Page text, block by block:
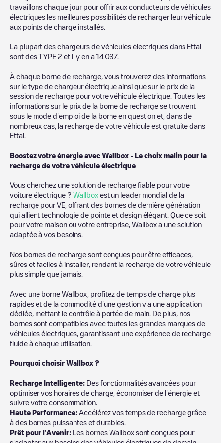
travaillons chaque jour pour offrir aux conducteurs de véhicules
électriques les meilleures possibilités de recharger leur véhicule
aux points de charge installés.
La plupart des chargeurs de véhicules électriques dans Ettal
sont des TYPE 2 et il y en a 14 037.
À chaque borne de recharge, vous trouverez des informations
sur le type de chargeur électrique ainsi que sur le prix de la
session de recharge pour votre véhicule électrique. Toutes les
informations sur le prix de la borne de recharge se trouvent
sous le mode d'emploi de la borne en question et, dans de
nombreux cas, la recharge de votre véhicule est gratuite dans
Ettal
Boostez votre énergie avec Wallbox - Le choix malin pour la
recharge de votre véhicule électrique
Vous cherchez une solution de recharge fiable pour votre
voiture électrique ? Wallbox est un leader mondial de la
recharge pour VE, offrant des bornes de dernière génération
qui allient technologie de pointe et design élégant. Que ce soit
pour votre maison ou votre entreprise, Wallbox a une solution
adaptée à vos besoins.
Nos bornes de recharge sont conçues pour être efficaces,
sûres et faciles à installer, rendant la recharge de votre véhicule
plus simple que jamais.
Avec une borne Wallbox, profitez de temps de charge plus
rapides et de la commodité d'une gestion via une application
dédiée, mettant le contrôle à portée de main. De plus, nos
bornes sont compatibles avec toutes les grandes marques de
véhicules électriques, garantissant une expérience de recharge
fluide à chaque utilisation.
Pourquoi choisir Wallbox ?
Recharge Intelligente: Des fonctionnalités avancées pour
optimiser vos horaires de charge, économiser de l'énergie et
suivre votre consommation.
Haute Performance: Accélérez vos temps de recharge grâce
à des bornes puissantes et durables.
Prêt pour l'Avenir: Les bornes Wallbox sont conçues pour